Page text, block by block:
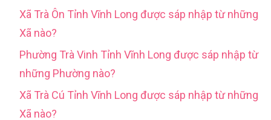
Xã Trà Ôn Tỉnh Vĩnh Long được sáp nhập từ những
Xã nào?
Phường Trà Vinh Tỉnh Vĩnh Long được sáp nhập từ
những Phường nào?
Xã Trà Cú Tỉnh Vĩnh Long được sáp nhập từ những
Xã nào?